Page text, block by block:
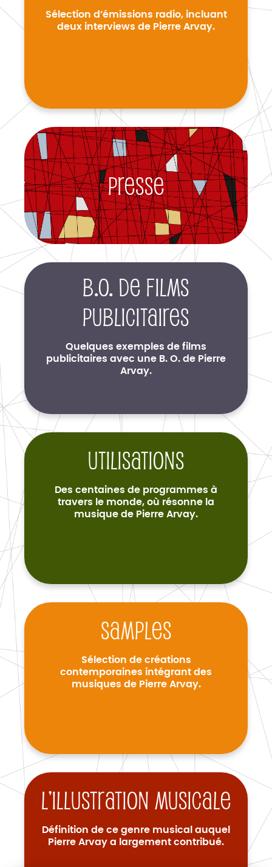
Sélection d’émissions radio, incluant
deux interviews de Pierre Arvay.
Presse
B.O. de films
publicitaires
Quelques exemples de films
publicitaires avec une B. O. de Pierre
Arvay.
Utilisations
Des centaines de programmes à
travers le monde, où résonne la
musique de Pierre Arvay.
Samples
Sélection de créations
contemporaines intégrant des
musiques de Pierre Arvay.
L’illustration musicale
Définition de ce genre musical auquel
Pierre Arvay a largement contribué.